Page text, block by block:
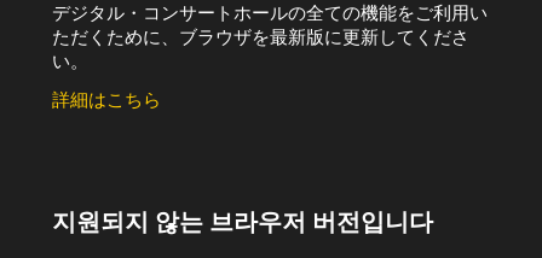
デジタル・コンサートホールの全ての機能をご利用い
ただくために、ブラウザを最新版に更新してくださ
い。
詳細はこちら
지원되지 않는 브라우저 버전입니다